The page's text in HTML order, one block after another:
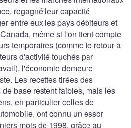
regagné leur capacité
entre eux les pays débiteurs et
même si l'on tient compte
temporaires (comme le retour à
d'activité touchés par
l'économie demeure
Les recettes tirées des
base restent faibles, mais les
en particulier celles de
ont connu un essor
mois de 1998, grâce au